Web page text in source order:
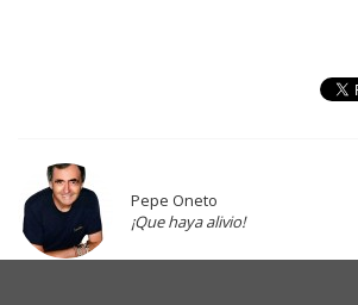
Pepe Oneto
¡Que haya alivio!